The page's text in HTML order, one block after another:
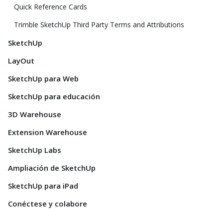
Quick Reference Cards
Trimble SketchUp Third Party Terms and Attributions
SketchUp
LayOut
SketchUp para Web
SketchUp para educación
3D Warehouse
Extension Warehouse
SketchUp Labs
Ampliación de SketchUp
SketchUp para iPad
Conéctese y colabore